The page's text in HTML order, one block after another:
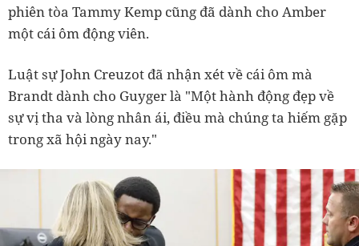
phiên tòa Tammy Kemp cũng đã dành cho Amber
một cái ôm động viên.
Luật sự John Creuzot đã nhận xét về cái ôm mà
Brandt dành cho Guyger là "Một hành động đẹp về
sự vị tha và lòng nhân ái, điều mà chúng ta hiếm gặp
trong xã hội ngày nay."